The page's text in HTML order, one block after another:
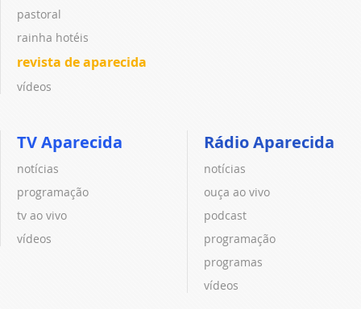
pastoral
rainha hotéis
revista de aparecida
vídeos
TV Aparecida
notícias
programação
tv ao vivo
vídeos
Rádio Aparecida
notícias
ouça ao vivo
podcast
programação
programas
vídeos